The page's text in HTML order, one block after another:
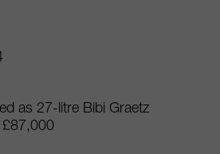
as 27-litre Bibi Graetz
£87,000